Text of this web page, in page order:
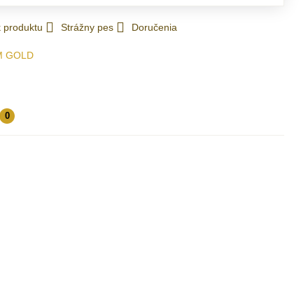
produktu Strážny pes Doručenia
GOLD
0